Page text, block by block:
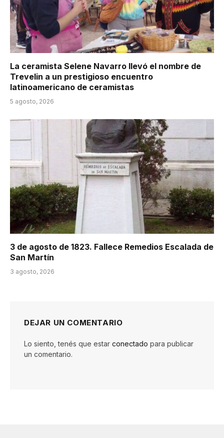
La ceramista Selene Navarro llevó el nombre de
Trevelin a un prestigioso encuentro
latinoamericano de ceramistas
5 agosto, 2026
3 de agosto de 1823. Fallece Remedios Escalada de
San Martín
3 agosto, 2026
DEJAR UN COMENTARIO
Lo siento, tenés que estar conectado para publicar
un comentario.